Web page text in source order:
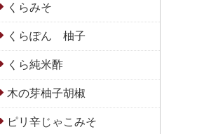
くらみそ
くらぽん 柚子
くら純米酢
木の芽柚子胡椒
ピリ辛じゃこみそ